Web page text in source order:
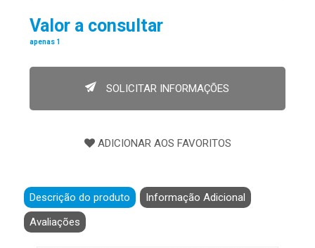
Valor a consultar
apenas 1
SOLICITAR INFORMAÇÕES
Descrição do produto
Informação Adicional
Avaliações